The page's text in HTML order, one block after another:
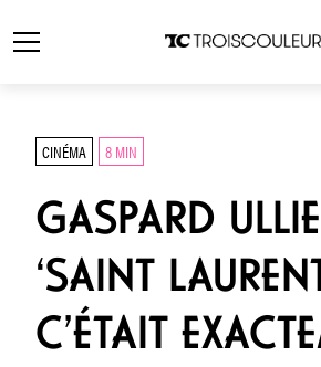
CINÉMA 8 MIN
GASPARD
‘SAINT
C’ÉTAIT